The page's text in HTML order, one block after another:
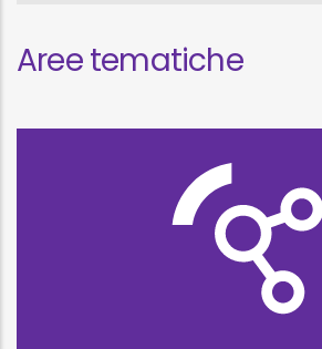
Aree tematiche